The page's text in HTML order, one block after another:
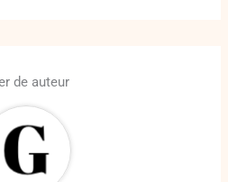
de auteur